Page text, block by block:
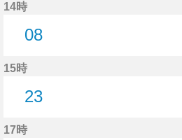
14時
08
15時
23
17時